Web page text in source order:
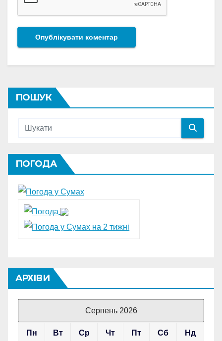
ПОШУК
ПОГОДА
АРХІВИ
Серпень 2026
Пн Вт Ср Чт Пт Сб Нд